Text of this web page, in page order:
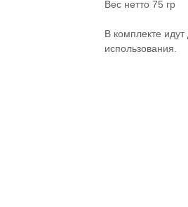
Вес нетто 75 гр
В комплекте
использования.